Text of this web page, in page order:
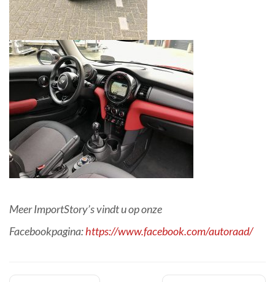
Meer ImportStory’s vindt u op onze
Facebookpagina:https://www.facebook.com/autoraad/